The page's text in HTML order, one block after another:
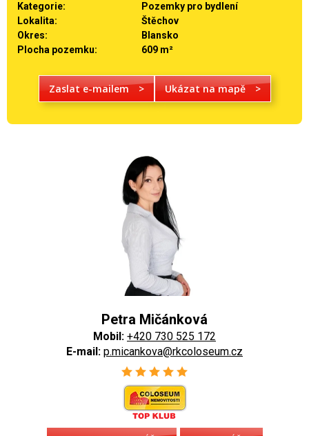
Kategorie:
Pozemky pro bydlení
Lokalita:
Štěchov
Okres:
Blansko
Plocha pozemku:
609 m²
Zaslat e-mailem > Ukázat na mapě >
Petra Mičánková
Mobil: +420 730 525 172
E-mail: p.micankova@rkcoloseum.cz